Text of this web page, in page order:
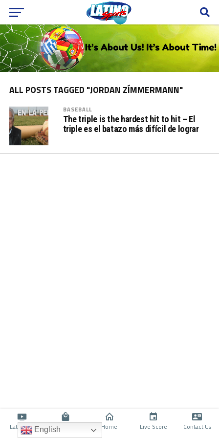
ALL POSTS TAGGED "JORDAN ZÍMMERMANN"
BASEBALL
The triple is the hardest hit to hit – El
triple es el batazo más difícil de lograr
Latino TV Shop Home Live Score Contact Us
English